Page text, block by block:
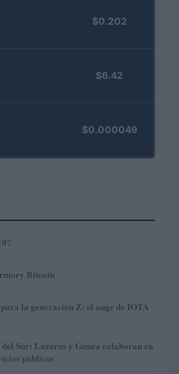
$0.202
$6.42
$0.000049
Bitcoin
la generación Z: el auge de IOTA
del Sur: Lazarus y Gunra colaboran en
públicos